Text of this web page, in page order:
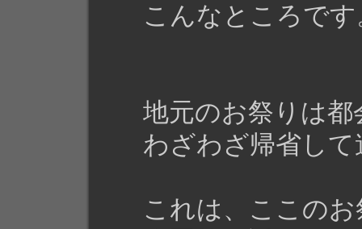
こんなところです
地元のお祭りは都
わざわざ帰省して
これは、ここのお